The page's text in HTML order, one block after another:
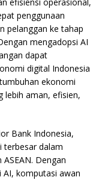
penggunaan
pelanggan ke tahap
mengadopsi AI
dapat
digital Indonesia
ekonomi
lebih aman, efisien,
Bank Indonesia,
terbesar dalam
Dengan
komputasi awan